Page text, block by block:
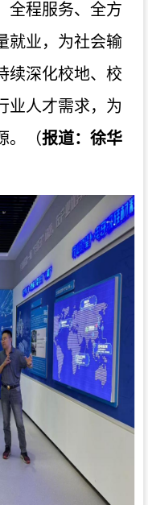
全程服务、全方
就业，为社会输
续深化校地、校
业人才需求，为
。（报道：徐华